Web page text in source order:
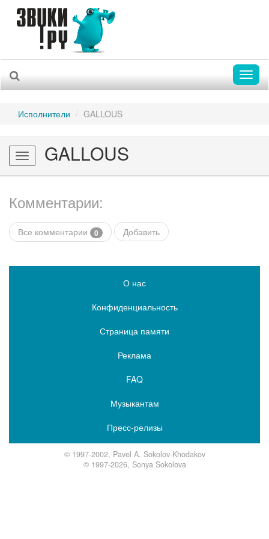
Исполнители GALLOUS
Toggle
navigation
GALLOUS
Комментарии:
Все комментарии 0 Добавить
О нас
Конфиденциальность
Страница памяти
Реклама
FAQ
Музыкантам
Пресс-релизы
© 1997-2002, Pavel A. Sokolov-Khodakov
© 1997-2026, Sonya Sokolova